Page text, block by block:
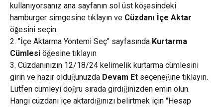
kullanıyorsanız ana sayfanın sol üst köşesindeki
hamburger simgesine tıklayın ve Cüzdanı İçe Aktar
öğesini seçin.
2. "İçe Aktarma Yöntemi Seç" sayfasında Kurtarma
Cümlesi öğesine tıklayın
3. Cüzdanınızın 12/18/24 kelimelik kurtarma cümlesini
girin ve hazır olduğunuzda Devam Et seçeneğine tıklayın.
Lütfen cümleyi doğru sırada girdiğinizden emin olun.
Hangi cüzdanı içe aktardığınızı belirtmek için "Hesap